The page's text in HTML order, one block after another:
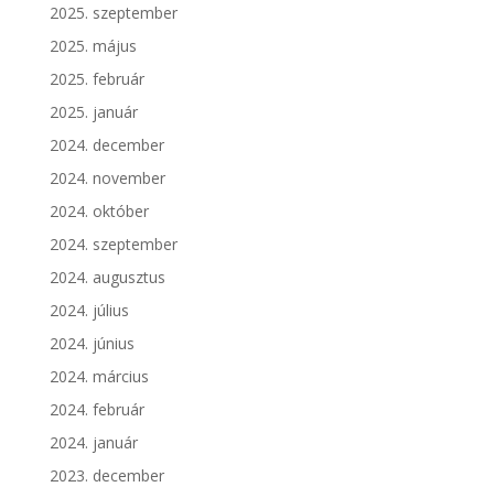
2025. szeptember
2025. május
2025. február
2025. január
2024. december
2024. november
2024. október
2024. szeptember
2024. augusztus
2024. július
2024. június
2024. március
2024. február
2024. január
2023. december